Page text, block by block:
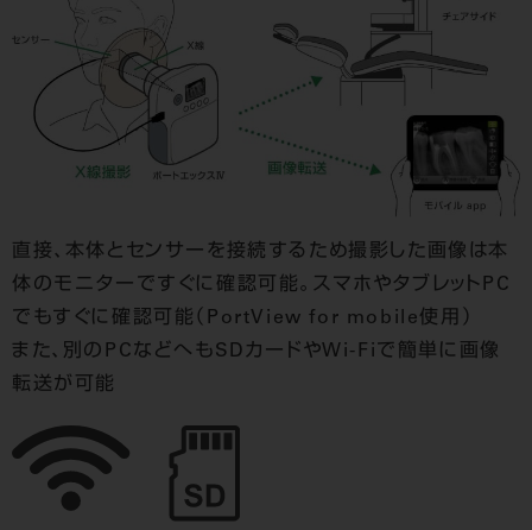
直接、本体とセンサーを接続するため撮影した画像は本
体のモニターですぐに確認可能。スマホやタブレットPC
でもすぐに確認可能（PortView for mobile使用）
また、別のPCなどへもSDカードやWi-Fiで簡単に画像
転送が可能